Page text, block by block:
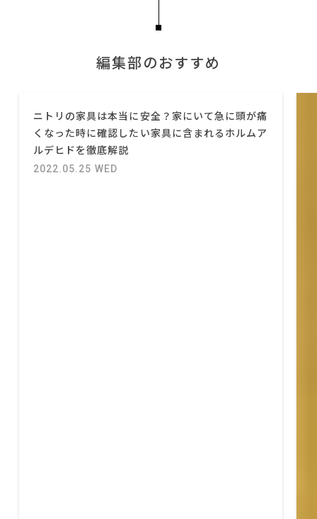
編集部のおすすめ
ニトリの家具は本当に安全？家にいて急に頭が痛
くなった時に確認したい家具に含まれるホルムア
ルデヒドを徹底解説
2022.05.25 WED